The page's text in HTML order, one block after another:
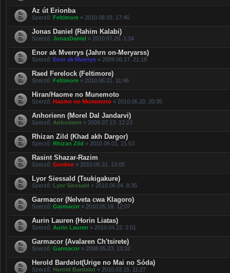
Az út Erionba
Szerző: Feltimore » 2010.08.03. 17:46
Jonas Daniel (Rahim Kalabi)
Szerző: JonasDaniel » 2010.07.20. 1:34
Enor ak Mverrys (Jahrn on-Meryarss)
Szerző: Enor ak Mverrys » 2009.06.17. 21:18
Raed Ferelock (Feltimore)
Szerző: Feltimore » 2010.06.21. 11:46
Hiran/Haome no Munemoto
Szerző: Haome no Munemoto » 2010.06.20. 20:35
Anhorienn (Morel Dal Jandarvi)
Szerző: Anhorienn » 2009.07.13. 12:23
Rhizan Zild (Khad akh Dargor)
Szerző: Rhizan Zild » 2010.06.01. 21:53
Rasint Shazar-Razim
Szerző: Gordon » 2010.05.31. 13:05
Lyor Siessald (Tsukigakure)
Szerző: Lyor Siessald » 2010.06.04. 8:35
Garmacor (Nelveta cwa Klagoro)
Szerző: Garmacor » 2010.05.18. 12:07
Aurin Lauren (Horin Liatas)
Szerző: Aurin Lauren » 2010.04.22. 2:01
Garmacor (Avalaren Ch'tsirete)
Szerző: Garmacor » 2008.05.23. 13:32
Herold Bardelot(Urige no Mai no Sóda)
Szerző: Herold Bardelot » 2010.03.15. 11:27